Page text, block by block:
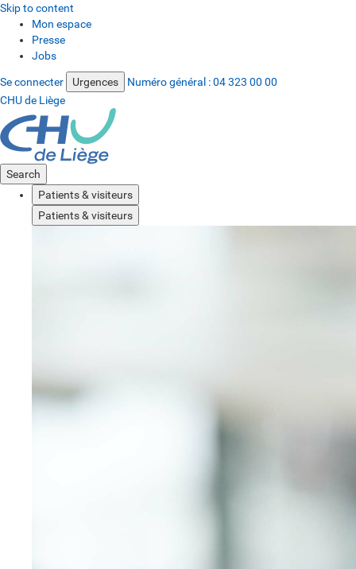
Skip to content
Mon espace
Presse
Jobs
Se connecter Urgences Numéro général :04 323 00 00
CHU de Liège
Search
Patients & visiteurs
Patients & visiteurs